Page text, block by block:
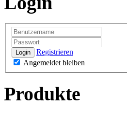
Login
Registrieren
Angemeldet bleiben
Produkte